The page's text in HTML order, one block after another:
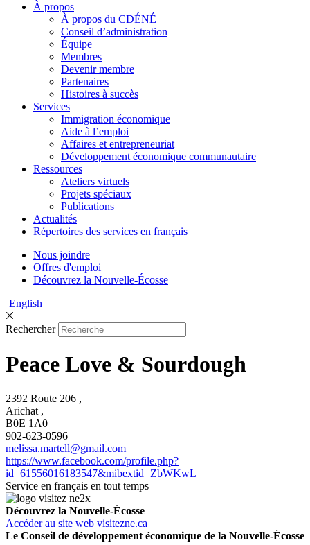
À propos
À propos du CDÉNÉ
Conseil d’administration
Équipe
Membres
Devenir membre
Partenaires
Histoires à succès
Services
Immigration économique
Aide à l’emploi
Affaires et entrepreneuriat
Développement économique communautaire
Ressources
Ateliers virtuels
Projets spéciaux
Publications
Actualités
Répertoires des services en français
Nous joindre
Offres d'emploi
Découvrez la Nouvelle-Écosse
English
Rechercher
Peace Love & Sourdough
2392 Route 206 ,
Arichat ,
B0E 1A0
902-623-0596
melissa.martell@gmail.com
https://www.facebook.com/profile.php?
id=61556016183547&mibextid=ZbWKwL
Service en français en tout temps
Découvrez la Nouvelle-Écosse
Accéder au site web visitezne.ca
Le Conseil de développement économique de la Nouvelle-Écosse